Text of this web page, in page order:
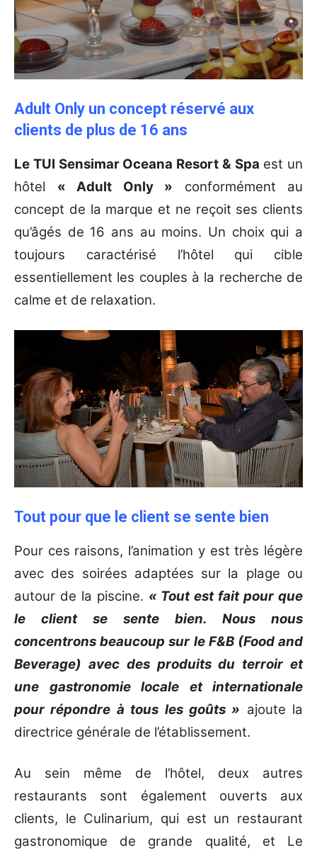
Adult Only un concept réservé aux
clients de plus de 16 ans
Le TUI Sensimar Oceana Resort & Spa est un
hôtel « Adult Only » conformément au
concept de la marque et ne reçoit ses clients
qu’âgés de 16 ans au moins. Un choix qui a
toujours caractérisé l’hôtel qui cible
essentiellement les couples à la recherche de
calme et de relaxation.
Tout pour que le client se sente bien
Pour ces raisons, l’animation y est très légère
avec des soirées adaptées sur la plage ou
autour de la piscine. « Tout est fait pour que
le client se sente bien. Nous nous
concentrons beaucoup sur le F&B (Food and
Beverage) avec des produits du terroir et
une gastronomie locale et internationale
pour répondre à tous les goûts » ajoute la
directrice générale de l’établissement.
Au sein même de l’hôtel, deux autres
restaurants sont également ouverts aux
clients, le Culinarium, qui est un restaurant
gastronomique de grande qualité, et Le